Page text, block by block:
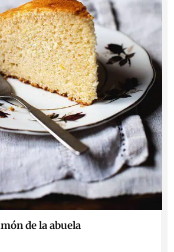
de la abuela